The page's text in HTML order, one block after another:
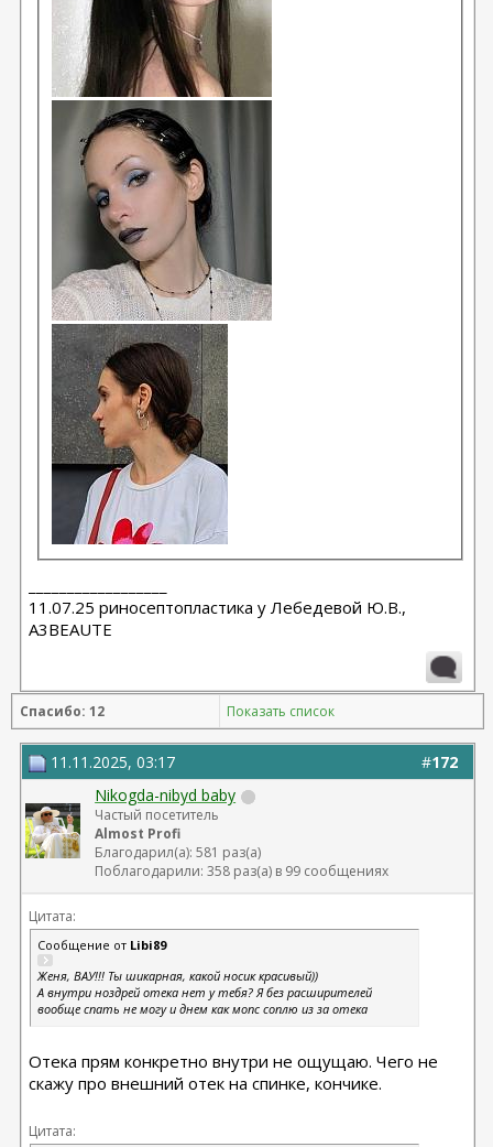
11.07.25 риносептопластика у Лебедевой Ю.В.,
A3BEAUTE
Спасибо: 12 Показать список
#172
11.11.2025, 03:17
Nikogda-nibyd baby
Частый посетитель
Almost Profi
Благодарил(а): 581 раз(а)
Поблагодарили: 358 раз(а) в 99 сообщениях
Цитата:
Сообщение от Libi89
Женя, ВАУ!!! Ты шикарная, какой носик красивый))
А внутри ноздрей отека нет у тебя? Я без расширителей
вообще спать не могу и днем как мопс соплю из за отека
Отека прям конкретно внутри не ощущаю. Чего не
скажу про внешний отек на спинке, кончике.
Цитата: